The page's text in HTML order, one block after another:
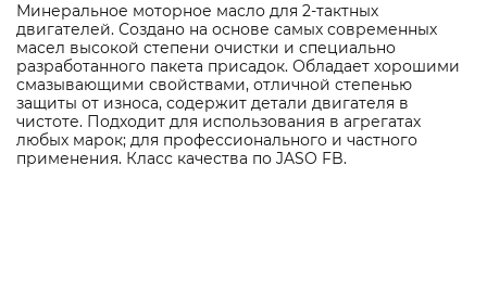
Минеральное моторное масло для 2-тактных
двигателей. Создано на основе самых современных
масел высокой степени очистки и специально
разработанного пакета присадок. Обладает хорошими
смазывающими свойствами, отличной степенью
защиты от износа, содержит детали двигателя в
чистоте. Подходит для использования в агрегатах
любых марок; для профессионального и частного
применения. Класс качества по JASO FB.